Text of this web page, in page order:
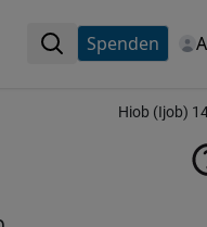
Spenden
Hiob (Ijob)